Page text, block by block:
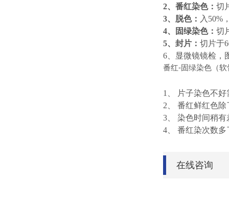
2、番红染色： 切
3、脱色： 入50%
4、固绿染色： 切
5、封片： 切片于
6 、显微镜镜检
番红-固绿染色（
1
、 片子染色不
2、 番红鲜红色
3、 染色时间稍
4、 番红染次数
在线咨询